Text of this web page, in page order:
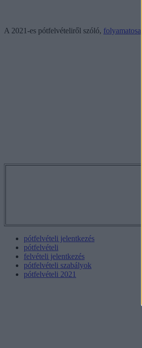
A 2021-es pótfelvételiről szóló,
pótfelvételi jelentkezés
pótfelvételi
felvételi jelentkezés
pótfelvételi szabályok
pótfelvételi 2021